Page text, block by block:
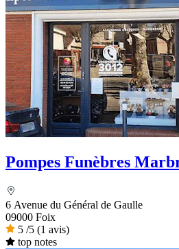
Pompes Funèbres
6 Avenue du Général de Gaulle
09000 Foix
5 /5 (1 avis)
top notes